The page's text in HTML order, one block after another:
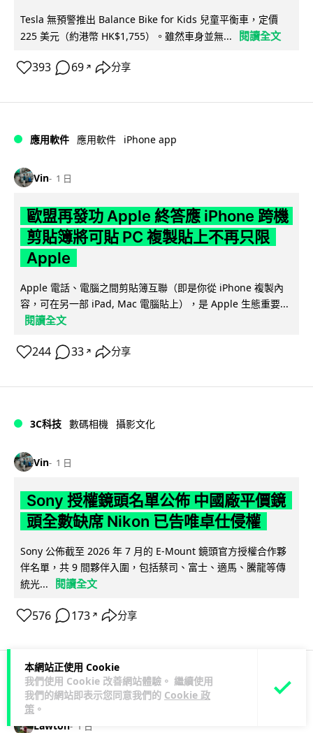
本網站正使用 Cookie
我們使用 Cookie 改善網站體驗。 繼續使用
我們的網站即表示您同意我們的 Cookie 政
策 。
Tesla 無預警推出 Balance Bike for Kids 兒童平衡車，定價
225 美元（約港幣 HK$1,755）。雖然車身並無...
閱讀全文
393 69 ↗ 分享
應用軟件 應用軟件 iPhone app
Vin 1 日
歐盟再發功 Apple 終答應 iPhone 跨機
剪貼簿將可貼 PC 複製貼上不再只限
Apple
Apple 電話、電腦之間剪貼簿互聯（即是你從 iPhone 複製內
容，可在另一部 iPad, Mac 電腦貼上），是 Apple 生態重要...
閱讀全文
244 33 ↗ 分享
3C科技 數碼相機 攝影文化
Vin 1 日
Sony 授權鏡頭名單公佈 中國廠平價鏡
頭全數缺席 Nikon 已告唯卓仕侵權
Sony 公佈截至 2026 年 7 月的 E-Mount 鏡頭官方授權合作夥
伴名單，共 9 間夥伴入圍，包括蔡司、富士、適馬、騰龍等傳
統光...
閱讀全文
576 173 ↗ 分享
科技娛樂 生活科技 健康
Lawton 1 日